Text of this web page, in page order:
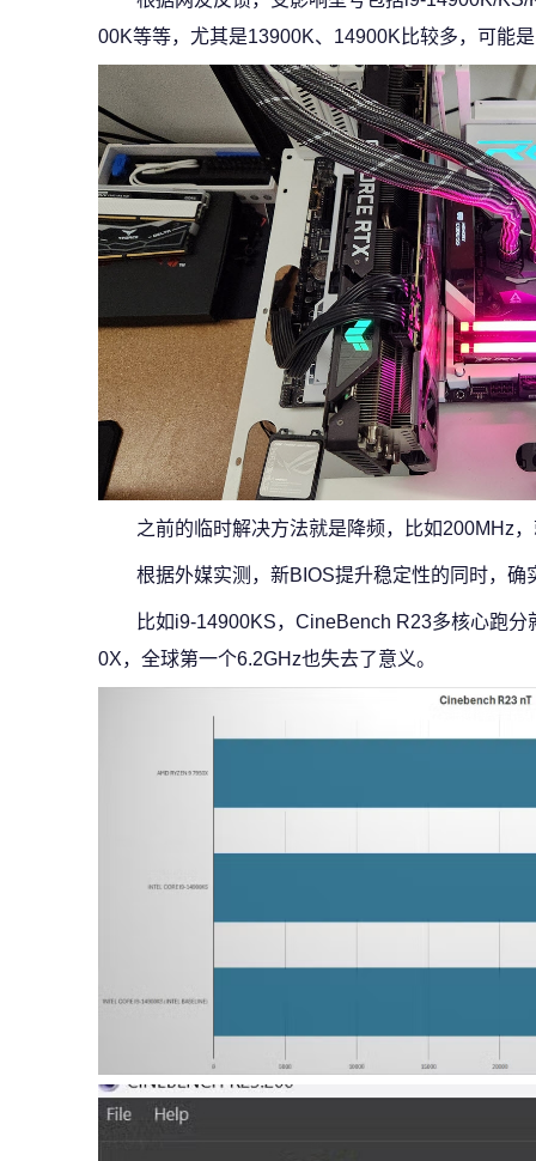
00K等等，尤其是13900K、14900K比较多，可能
之前的临时解决方法就是降频，比如200MHz
根据外媒实测，新BIOS提升稳定性的同时，
比如i9-14900KS，CineBench R23多核心跑
0X，全球第一个6.2GHz也失去了意义。